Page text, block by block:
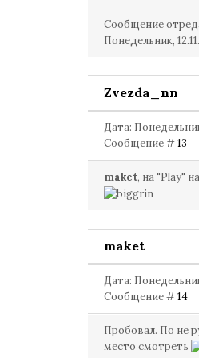
Сообщение
Понедельник,
Zvezda_nn
Дата:
Сообщение #13
maket, на "Play"
maket
Дата:
Сообщение #14
Пробовал. По не
место смотреть